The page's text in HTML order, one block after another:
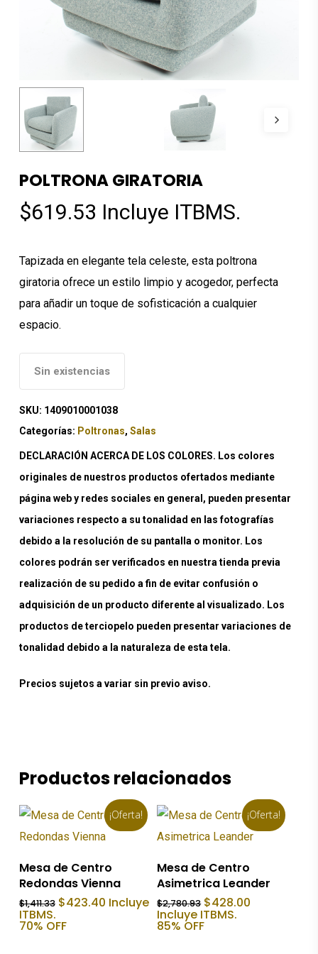
POLTRONA GIRATORIA
$619.53 Incluye ITBMS.
Tapizada en elegante tela celeste, esta poltrona
giratoria ofrece un estilo limpio y acogedor, perfecta
para añadir un toque de sofisticación a cualquier
espacio.
Sin existencias
SKU: 1409010001038
Categorías: Poltronas, Salas
DECLARACIÓN ACERCA DE LOS COLORES. Los colores
originales de nuestros productos ofertados mediante
página web y redes sociales en general, pueden presentar
variaciones respecto a su tonalidad en las fotografías
debido a la resolución de su pantalla o monitor. Los
colores podrán ser verificados en nuestra tienda previa
realización de su pedido a fin de evitar confusión o
adquisición de un producto diferente al visualizado. Los
productos de terciopelo pueden presentar variaciones de
tonalidad debido a la naturaleza de esta tela.
Precios sujetos a variar sin previo aviso.
Productos relacionados
¡Oferta!
Añadir Al Carrito
Mesa de Centro
Redondas Vienna
$1,411.33 El
original
$423.40El
precio
Incluye
ITBMS.
70% OFF
¡Oferta!
Añadir Al Carrito
Mesa de Centro
Asimetrica Leander
$2,780.93 El
precio
original
$428.00
Incluye ITBMS.
85% OFF